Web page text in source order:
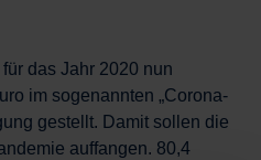
das Jahr 2020 nun
im sogenannten „Corona-
gestellt. Damit sollen die
auffangen. 80,4